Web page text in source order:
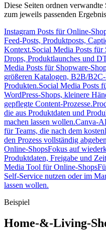
Diese Seiten ordnen
zum jeweils passenden
Instagram Posts für Online-
Feed-Posts, Produktposts,
Kontext.Social Media Posts für
Drops, Produktlaunches und
Media Posts für Shopware-
größeren Katalogen, B2B/
Produkten.Social Media Posts
WordPress-Shops, kleinere
gepflegte Content-Prozesse.
die aus Produktdaten und
machen lassen wollen.Canva-
für Teams, die nach dem
den Prozess vollständig
Online-ShopsFokus auf
Produktdaten, Freigabe und
Media Tool für Online-Shops
Self-Service nutzen oder im
lassen wollen.
Beispiel
Home-&-Living-